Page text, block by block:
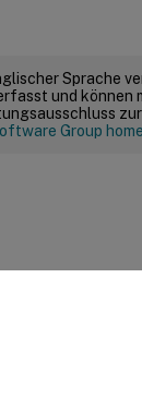
Sprache
und können
Group home